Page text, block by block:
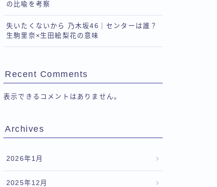
の比喩を考察
失いたくないから 乃木坂46｜センターは誰？
生駒里奈×生田絵梨花の意味
Recent Comments
表示できるコメントはありません。
Archives
2026年1月
2025年12月